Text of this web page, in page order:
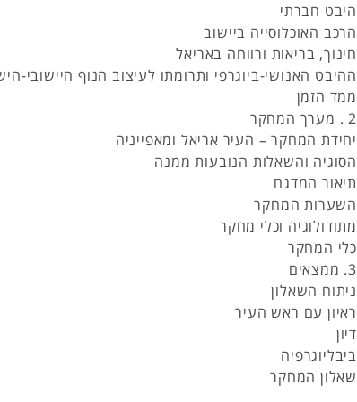
היבט חברתי
הרכב האוכלוסייה ביישוב
חינוך, בריאות ורווחה באריאל
ההיבט האנושי-ביוגרפי ותרומתו לעיצוב הנוף היישובי-
ממד הזמן
2 . מערך המחקר
יחידת המחקר – העיר אריאל ומאפייניה
הסוגיה והשאלות הנובעות ממנה
תיאור המדגם
השערות המחקר
מתודולוגיה וכלי מחקר
כלי המחקר
3. ממצאים
ניתוח השאלון
ראיון עם ראש העיר
דיון
ביבליוגרפיה
שאלון המחקר